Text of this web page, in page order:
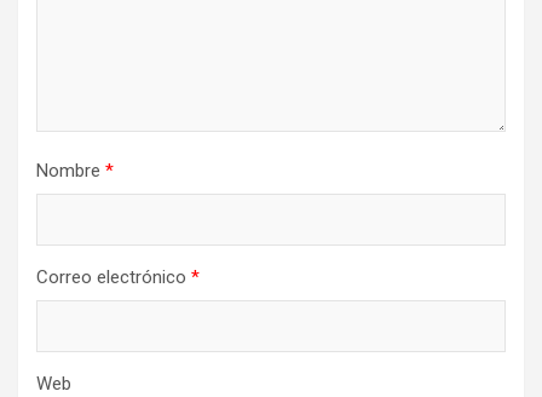
Nombre *
Correo electrónico *
Web